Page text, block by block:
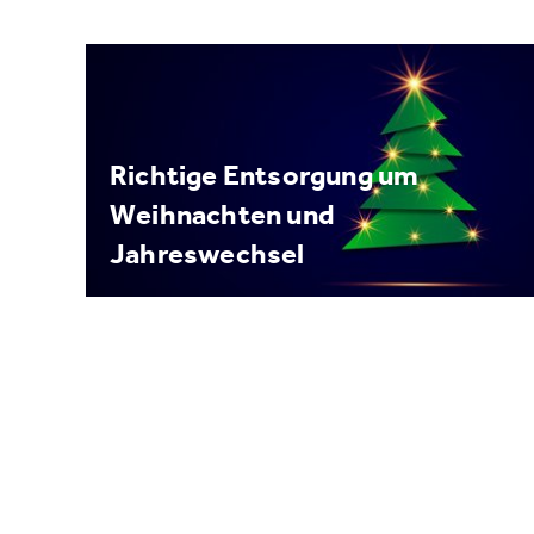
Richtige Entsorgung um
Weihnachten und
Jahreswechsel